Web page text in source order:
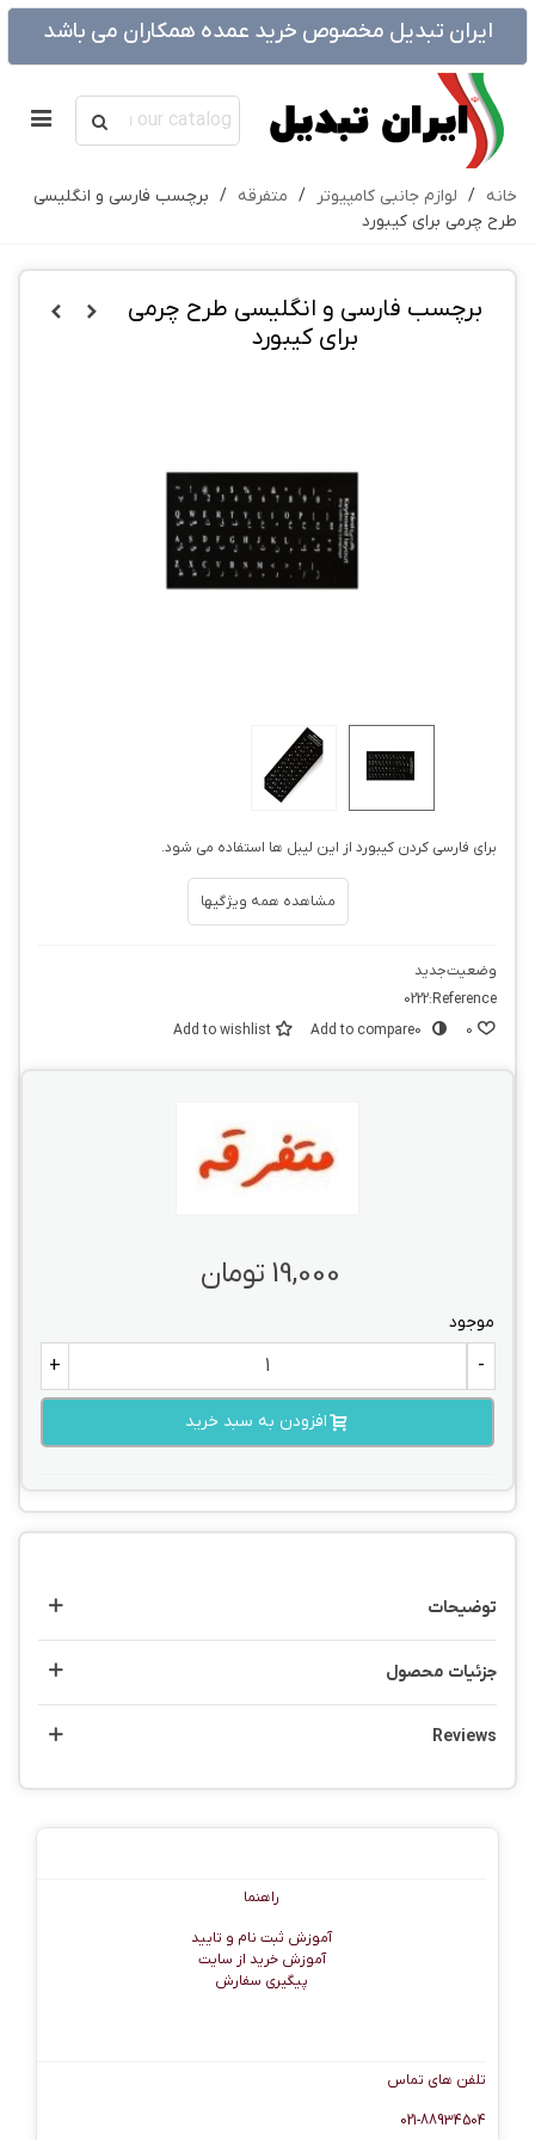
ایران تبدیل مخصوص خرید عمده همکاران می باشد
خانه / لوازم جانبی کامپیوتر / متفرقه / برچسب فارسی و انگلیسی
طرح چرمی برای کیبورد
برچسب فارسی و انگلیسی طرح چرمی
برای کیبورد
برای فارسی کردن کیبورد از این لیبل ها استفاده می شود.
مشاهده همه ویژگیها
وضعیتجدید
Reference:
0222
0
Add to compare0
Add to wishlist
19,000 تومان
موجود
-
+
افزودن به سبد خرید
توضیحات
جزئیات محصول
Reviews
راهنما
آموزش ثبت نام و تایید
آموزش خرید از سایت
پیگیری سفارش
تلفن های تماس
021-88934504